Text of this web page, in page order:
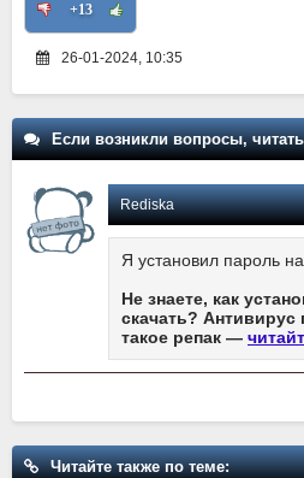
+13
26-01-2024, 10:35
Если возникли вопросы,
Rediska
Я установил пароль
Не знаете, как
скачать? Антивирус
такое репак —
Читайте также по теме: